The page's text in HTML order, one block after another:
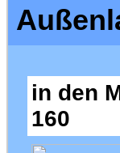
in den
160